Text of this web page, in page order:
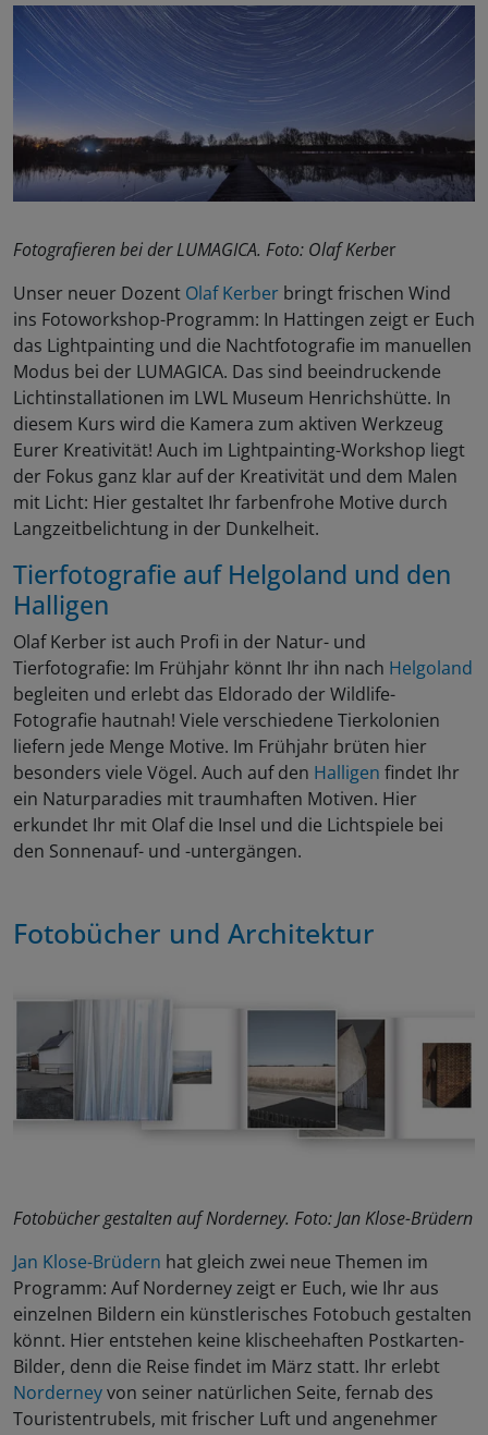
Fotografieren bei der LUMAGICA. Foto: Olaf Kerber
Unser neuer Dozent Olaf Kerber bringt frischen Wind
ins Fotoworkshop-Programm: In Hattingen zeigt er Euch
das Lightpainting und die Nachtfotografie im manuellen
Modus bei der LUMAGICA. Das sind beeindruckende
Lichtinstallationen im LWL Museum Henrichshütte. In
diesem Kurs wird die Kamera zum aktiven Werkzeug
Eurer Kreativität! Auch im Lightpainting-Workshop liegt
der Fokus ganz klar auf der Kreativität und dem Malen
mit Licht: Hier gestaltet Ihr farbenfrohe Motive durch
Langzeitbelichtung in der Dunkelheit.
Tierfotografie auf Helgoland und den
Halligen
Olaf Kerber ist auch Profi in der Natur- und
Tierfotografie: Im Frühjahr könnt Ihr ihn nach Helgoland
begleiten und erlebt das Eldorado der Wildlife-
Fotografie hautnah! Viele verschiedene Tierkolonien
liefern jede Menge Motive. Im Frühjahr brüten hier
besonders viele Vögel. Auch auf den Halligen findet Ihr
ein Naturparadies mit traumhaften Motiven. Hier
erkundet Ihr mit Olaf die Insel und die Lichtspiele bei
den Sonnenauf- und -untergängen.
Fotobücher und Architektur
Fotobücher gestalten auf Norderney. Foto: Jan Klose-Brüdern
Jan Klose-Brüdern hat gleich zwei neue Themen im
Programm: Auf Norderney zeigt er Euch, wie Ihr aus
einzelnen Bildern ein künstlerisches Fotobuch gestalten
könnt. Hier entstehen keine klischeehaften Postkarten-
Bilder, denn die Reise findet im März statt. Ihr erlebt
Norderneyvon seiner natürlichen Seite, fernab des
Touristentrubels, mit frischer Luft und angenehmer